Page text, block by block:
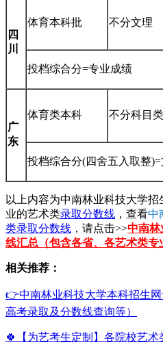
四
川
体育本科批 不分文理
投档综合分=专业成绩
广
东
体育类本科 不分科目类
投档综合分(四舍五入取整
以上内容为中南林业科技大学
业的艺术类录取分数线 ，查看中
类录取分数线 ，请点击>>中南林
线汇总（包含各省、各艺术类专
相关推荐：
👉中南林业科技大学本科招生网
高考录取及分数线查询等）
🍀【为艺考生定制】各院校艺